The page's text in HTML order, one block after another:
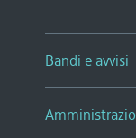
Bandi e avvisi